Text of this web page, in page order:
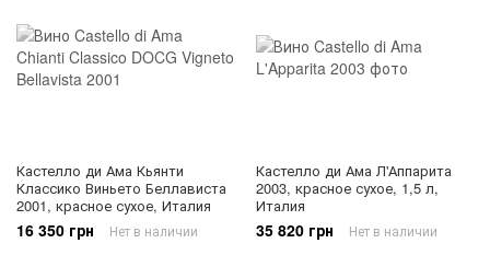
Кастелло ди Ама Кьянти
Классико Виньето Беллависта
2001, красное сухое, Италия
16 350 грн Нет в наличии
Кастелло ди Ама Л'Аппарита
2003, красное сухое, 1,5 л,
Италия
35 820 грн Нет в наличии